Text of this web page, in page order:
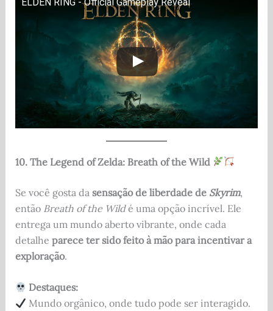
10. The Legend of Zelda: Breath of the Wild
Se você gosta da sensação de liberdade de Skyrim,
então Breath of the Wildé uma opção incrível. Ele
entrega um mundo aberto vibrante, onde cada
detalhe parece ter sido feito à mão para incentivar a
exploração.
Destaques:
Mundo orgânico, onde tudo pode ser interagido.